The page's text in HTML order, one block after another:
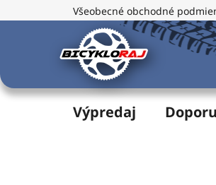
na
Všeobecné obchodné
Výpredaj